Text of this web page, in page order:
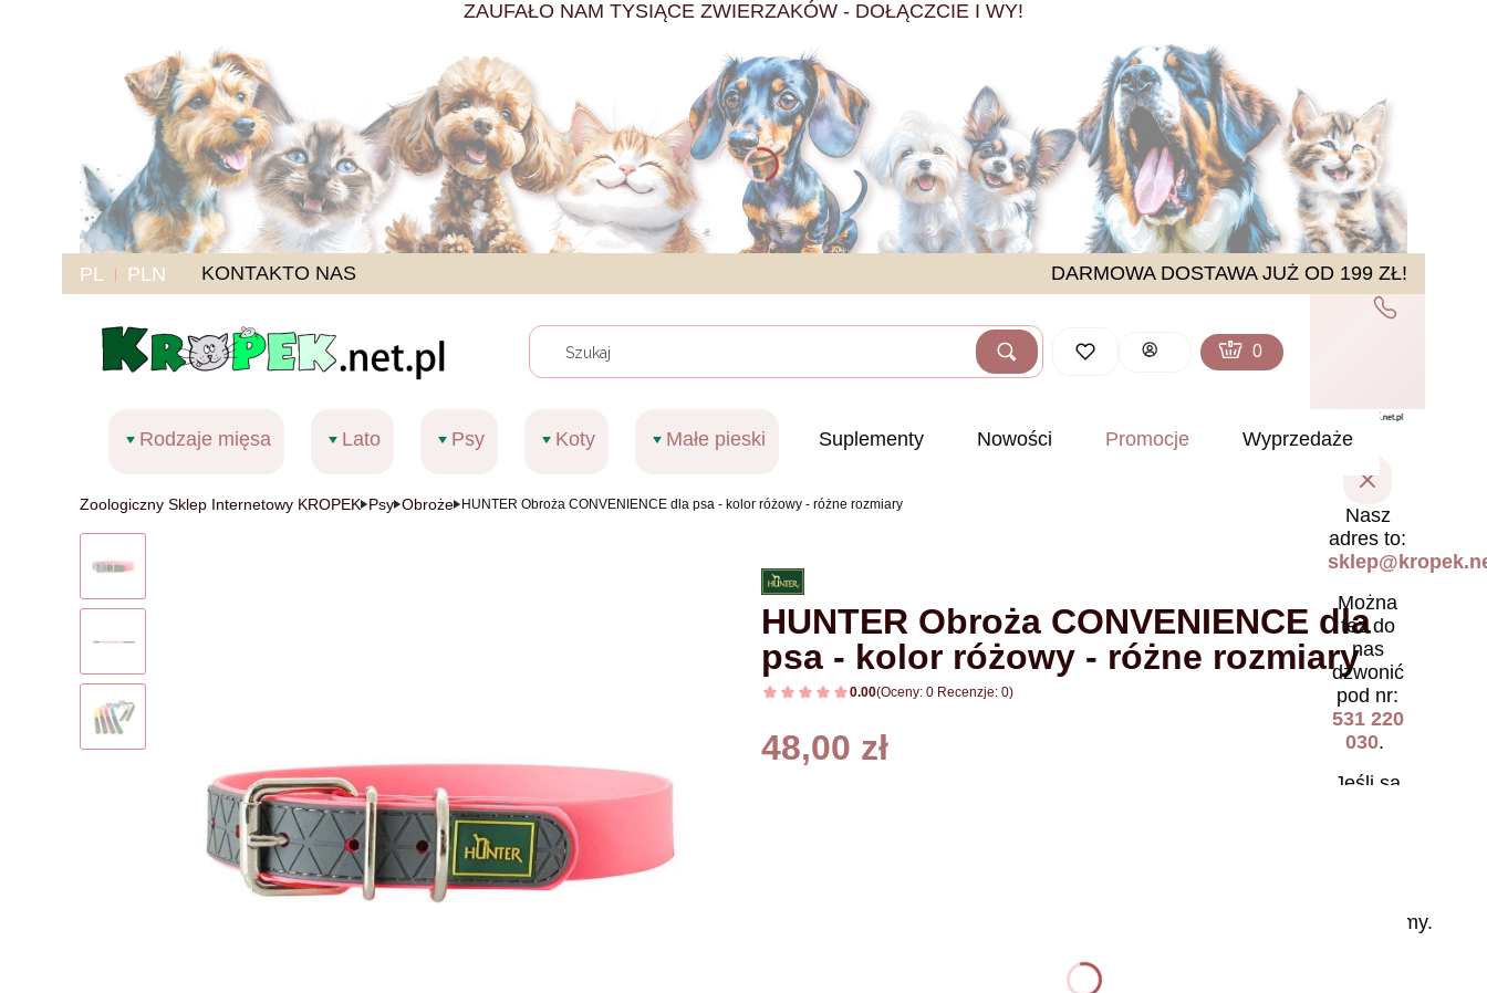
ZAUFAŁO NAM TYSIĄCE ZWIERZAKÓW - DOŁĄCZCIE I WY!
PL PLN KONTAKTO NAS DARMOWA DOSTAWA JUŻ OD 199 ZŁ!
WyczyśćSzukaj Zaloguj się
Produkty w koszyku: 0. Zobacz
Koszyk
Nasz
adres to:
Można
też do
nas
dzwonić
pod nr:
531 220
030.
Jeśli są
odpowiemy.
Rodzaje mięsa Lato Psy Koty Małe pieski Suplementy Nowości Promocje Wyprzedaże
Zoologiczny Sklep Internetowy KROPEK Psy Obroże HUNTER Obroża CONVENIENCE dla psa - kolor różowy - różne rozmiary
HUNTER Obroża CONVENIENCE dla
psa - kolor różowy - różne rozmiary
0.00(Oceny: 0 Recenzje: 0)
Cena
48,00 zł